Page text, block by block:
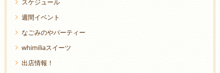
スケジュール
週間イベント
なごみのやパーティー
whimiliaスイーツ
出店情報！